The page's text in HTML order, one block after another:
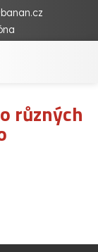
různých